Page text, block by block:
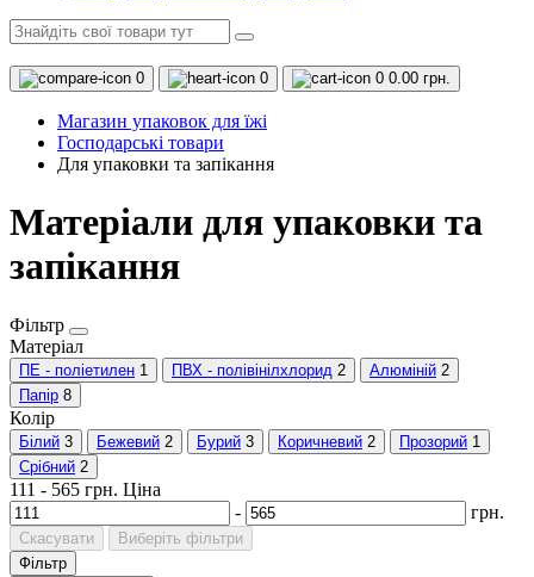
0 0 0 0.00 грн.
Магазин упаковок для їжі
Господарські товари
Для упаковки та запікання
Матеріали для упаковки та
запікання
Фільтр
Матеріал
ПЕ - поліетилен 1 ПВХ - полівінілхлорид 2 Алюміній 2
Папір 8
Колір
Білий 3 Бежевий 2 Бурий 3 Коричневий 2 Прозорий 1
Срібний 2
111 - 565 грн. Ціна
-
грн.
Скасувати
Виберіть фільтри
Фільтр